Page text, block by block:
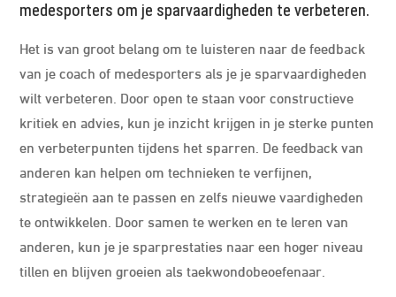
medesporters om je sparvaardigheden te verbeteren.
Het is van groot belang om te luisteren naar de feedback
van je coach of medesporters als je je sparvaardigheden
wilt verbeteren. Door open te staan voor constructieve
kritiek en advies, kun je inzicht krijgen in je sterke punten
en verbeterpunten tijdens het sparren. De feedback van
anderen kan helpen om technieken te verfijnen,
strategieën aan te passen en zelfs nieuwe vaardigheden
te ontwikkelen. Door samen te werken en te leren van
anderen, kun je je sparprestaties naar een hoger niveau
tillen en blijven groeien als taekwondobeoefenaar.